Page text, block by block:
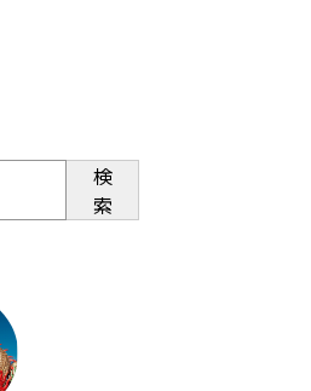
検
索